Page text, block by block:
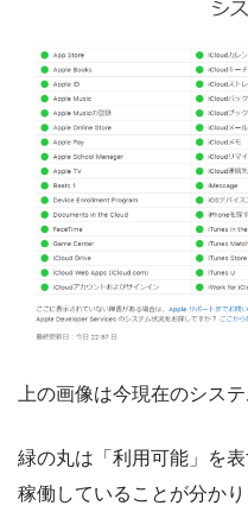
上の画像は今現在のシステ
緑の丸は「利用可能」を
稼働していることが分かり